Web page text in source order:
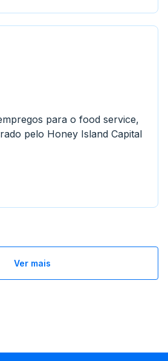
para o food service,
pelo Honey Island Capital
Ver mais